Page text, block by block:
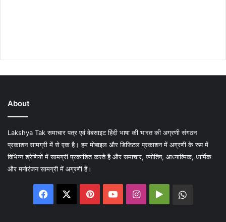
About
Lakshya Tak समाचार पत्र एवं वेबसाइट हिंदी भाषा की भारत की अग्रणी संगठन
प्रकाशन सामग्री में से एक है। हम मोबाइल और डिजिटल प्रकाशन में अग्रणी के रूप में
विभिन्न श्रेणियों में सामग्री प्रकाशित करते है और समाचार, ज्योतिष, आध्यात्मिक, धार्मिक
और मनोरंजन सामग्री में अग्रणी हैं।
Facebook PinterestYouTubeInstagram
Google